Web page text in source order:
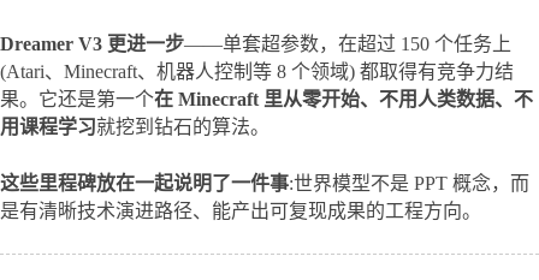
Dreamer V3 更进一步——单套超参数，在超过 150 个任务上
(Atari、Minecraft、机器人控制等 8 个领域) 都取得有竞争力结
果。它还是第一个在 Minecraft 里从零开始、不用人类数据、不
用课程学习就挖到钻石的算法。
这些里程碑放在一起说明了一件事:世界模型不是 PPT 概念，而
是有清晰技术演进路径、能产出可复现成果的工程方向。